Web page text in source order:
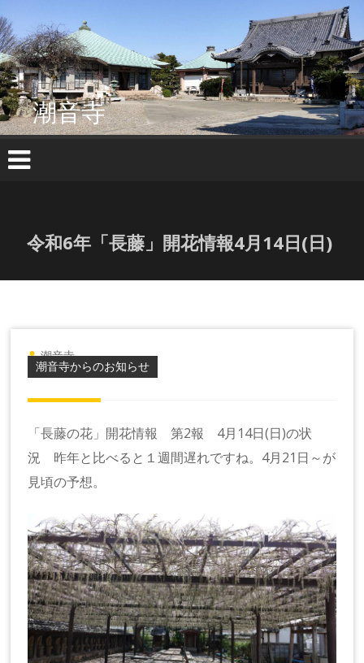
ン
テ
ン
ツ
へ
ス
キ
ッ
潮音寺
令和6年「長藤」開花情報4月14日(日)
潮音寺からのお知らせ
潮音寺
「長藤の花」開花情報 第2報 4月14日(日)の状
況 昨年と比べると１週間遅れですね。4月21日～が
見頃の予想。